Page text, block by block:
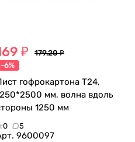
₽
179.20 ₽
-6%
гофрокартона Т24,
мм, волна вдоль
1250 мм
0 5
9600097